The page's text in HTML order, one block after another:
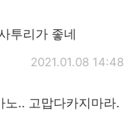
투리가 좋네
2021.01.08 14:48
노.. 고맙다카지마라.